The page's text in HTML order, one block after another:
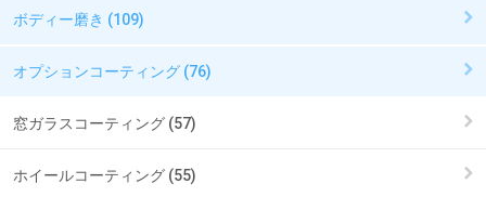
ボディー磨き (109)
オプションコーティング (76)
窓ガラスコーティング (57)
ホイールコーティング (55)